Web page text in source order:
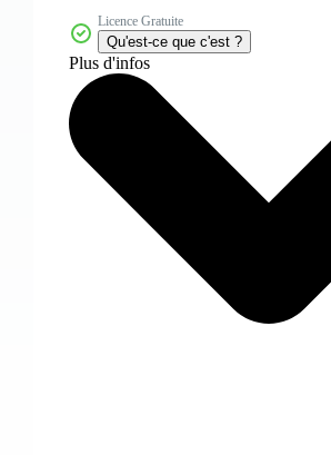
Licence Gratuite
Qu'est-ce que c'est ?
Plus d'infos